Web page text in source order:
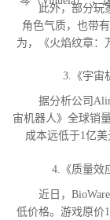
此外，部分玩家
角色气质，也带
为，《火焰纹章：
3.《宇宙机
据分析公司
宙机器人》全球销
成本远低于1亿
4.《质量效应
近日，BioWare
低价格。游戏原价